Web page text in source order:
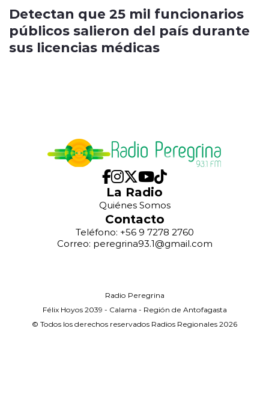
Detectan que 25 mil funcionarios
públicos salieron del país durante
sus licencias médicas
La Radio
Quiénes Somos
Contacto
Teléfono: +56 9 7278 2760
Correo: peregrina93.1@gmail.com
Radio Peregrina
Félix Hoyos 2039 - Calama - Región de Antofagasta
© Todos los derechos reservados Radios Regionales 2026